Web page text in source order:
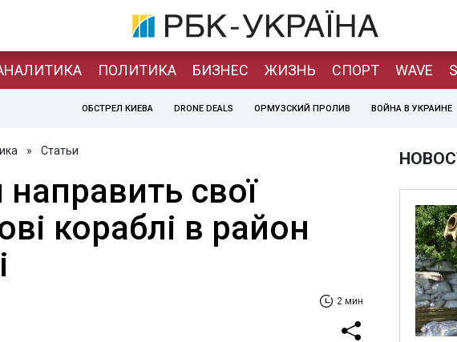
ПОЛИТИКА БИЗНЕС ЖИЗНЬ СПОРТ WAVE
ОБСТРЕЛ КИЕВА DRONE DEALS ОРМУЗСКИЙ ПРОЛИВ ВОЙНА В УКРАИНЕ
» Статьи
направить свої
кораблі в район
2 мин